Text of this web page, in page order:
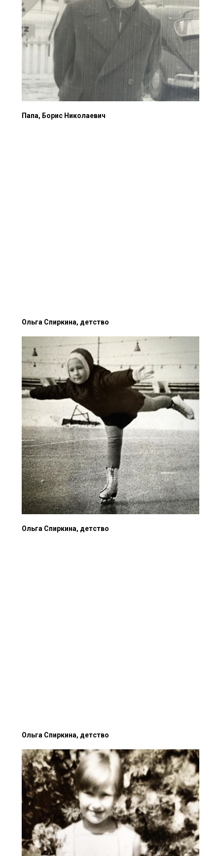
Папа, Борис Николаевич
Ольга Спиркина, детство
Ольга Спиркина, детство
Ольга Спиркина, детство